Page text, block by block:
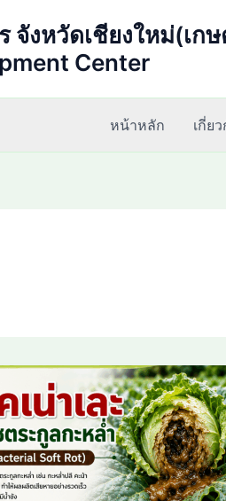
งหวัดเชียงใหม่(เก
Center
หน้าหลัก เกี่ย